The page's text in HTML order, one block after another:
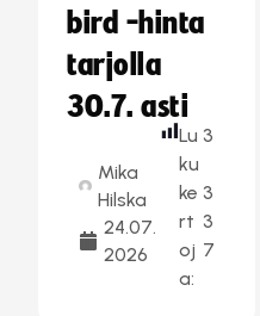
bird -hinta
tarjolla
30.7. asti
Mika
Hilska
24.07.
2026
Lu
ku
ke
rt
oj
a:
3
3
3
7